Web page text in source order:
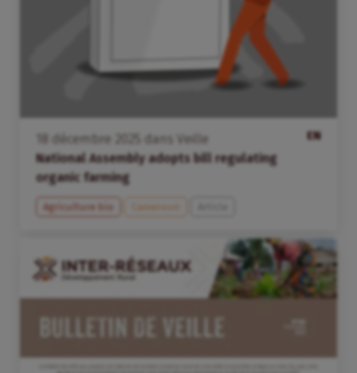
EN
décembre dans
Veille
National Assembly adopts bill regulating
organic farming
Agriculture bio Cameroun